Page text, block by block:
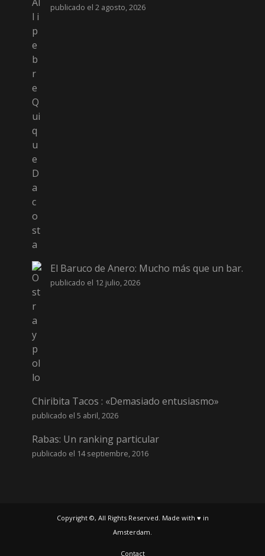
publicado el 2 agosto, 2026
El Baruco de Anero: Mucho más que un bar.
publicado el 12 julio, 2026
Chiribita Tacos : «Demasiado entusiasmo»
publicado el 5 abril, 2026
Rabas: Un ranking particular
publicado el 14 septiembre, 2016
Copyright ©, All Rights Reserved. Made with ♥ in
Amsterdam.
Contact